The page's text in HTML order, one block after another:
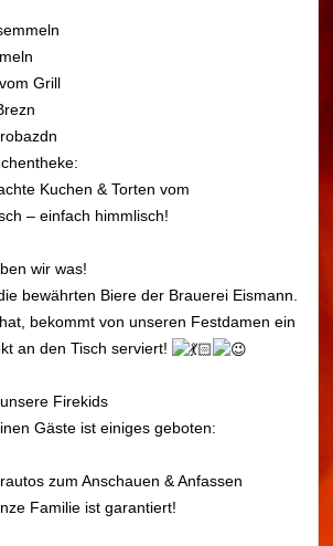
Grill
Kuchen & Torten vom
– einfach himmlisch!
wir was!
bewährten Biere der Brauerei Eismann.
bekommt von unseren Festdamen ein
an den Tisch serviert!
Firekids
Gäste ist einiges geboten:
zum Anschauen & Anfassen
Familie ist garantiert!